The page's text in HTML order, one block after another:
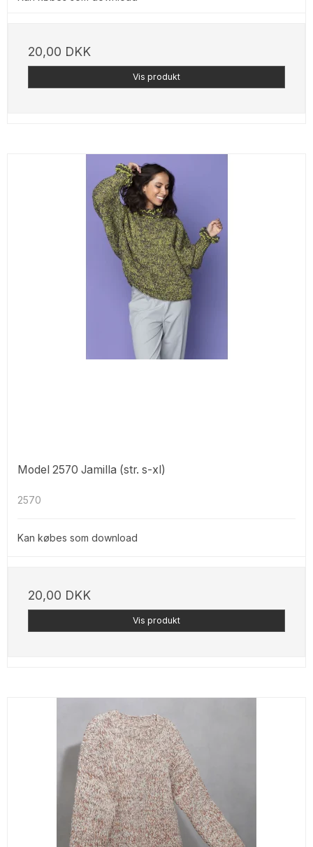
20,00 DKK
Vis produkt
Model 2570 Jamilla (str. s-xl)
2570
Kan købes som download
20,00 DKK
Vis produkt